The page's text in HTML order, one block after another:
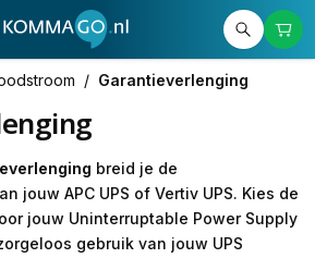
/ Garantieverlenging
breid je de
jouw APC UPS of Vertiv UPS. Kies de
jouw Uninterruptable Power Supply
gebruik van jouw UPS